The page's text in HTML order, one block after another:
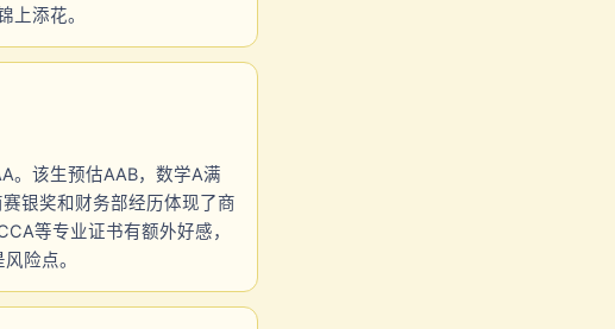
上添花。
。该生预估AAB，数学A满
银奖和财务部经历体现了商
等专业证书有额外好感，
险点。